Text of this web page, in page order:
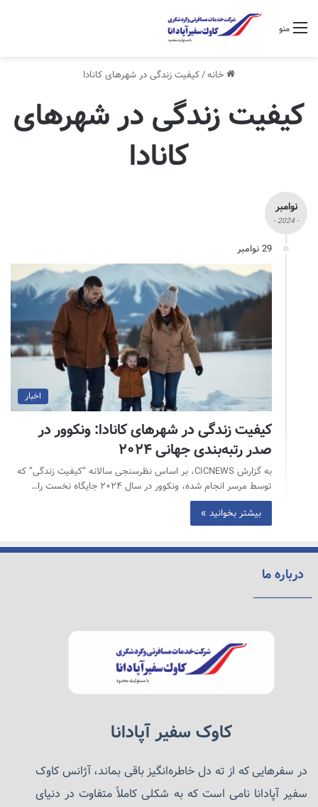
منو
خانه/کیفیت زندگی در شهرهای کانادا
کیفیت زندگی در شهرهای
کانادا
نوامبر
- 2024 -
29 نوامبر
اخبار
کیفیت زندگی در شهرهای کانادا: ونکوور در
صدر رتبه‌بندی جهانی ۲۰۲۴
به گزارش CICNEWS، بر اساس نظرسنجی سالانه “کیفیت زندگی” که
توسط مرسر انجام شده، ونکوور در سال ۲۰۲۴ جایگاه نخست را…
بیشتر بخوانید »
درباره ما
کاوک سفیر آپادانا
در سفرهایی که از ته دل خاطره‌انگیز باقی بماند، آژانس کاوک
سفیر آپادانا نامی است که به شکلی کاملاً متفاوت در دنیای